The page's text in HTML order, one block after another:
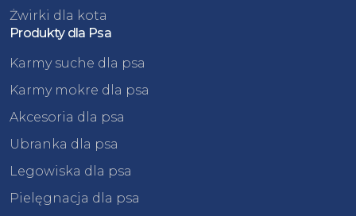
Żwirki dla kota
Produkty dla Psa
Karmy suche dla psa
Karmy mokre dla psa
Akcesoria dla psa
Ubranka dla psa
Legowiska dla psa
Pielęgnacja dla psa